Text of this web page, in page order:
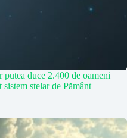
putea duce 2.400 de oameni
stelar de Pământ